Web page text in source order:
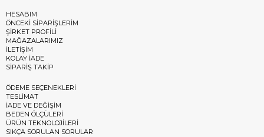
HESABIM
ÖNCEKİ SİPARİŞLERİM
ŞİRKET PROFİLİ
MAĞAZALARIMIZ
İLETİŞİM
KOLAY İADE
SİPARİŞ TAKİP
ÖDEME SEÇENEKLERİ
TESLİMAT
İADE VE DEĞİŞİM
BEDEN ÖLÇÜLERİ
ÜRÜN TEKNOLOJİLERİ
SIKÇA SORULAN SORULAR